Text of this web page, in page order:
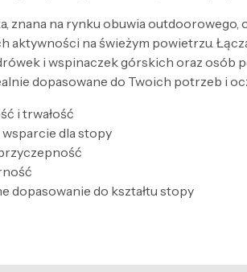
znana na rynku obuwia
aktywności na świeżym powietrzu.
i wspinaczek górskich oraz osób
dopasowane do Twoich potrzeb i
i trwałość
dla stopy
dopasowanie do kształtu stopy